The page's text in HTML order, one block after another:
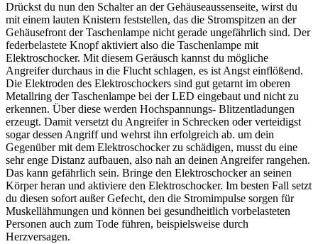
Drückst du nun den Schalter an der Gehäuseaussenseite, wirst du
mit einem lauten Knistern feststellen, das die Stromspitzen an der
Gehäusefront der Taschenlampe nicht gerade ungefährlich sind. Der
federbelastete Knopf aktiviert also die Taschenlampe mit
Elektroschocker. Mit diesem Geräusch kannst du mögliche
Angreifer durchaus in die Flucht schlagen, es ist Angst einflößend.
Die Elektroden des Elektroschockers sind gut getarnt im oberen
Metallring der Taschenlampe bei der LED eingebaut und nicht zu
erkennen. Über diese werden Hochspannungs- Blitzentladungen
erzeugt. Damit versetzt du Angreifer in Schrecken oder verteidigst
sogar dessen Angriff und wehrst ihn erfolgreich ab. um dein
Gegenüber mit dem Elektroschocker zu schädigen, musst du eine
sehr enge Distanz aufbauen, also nah an deinen Angreifer rangehen.
Das kann gefährlich sein. Bringe den Elektroschocker an seinen
Körper heran und aktiviere den Elektroschocker. Im besten Fall setzt
du diesen sofort außer Gefecht, den die Stromimpulse sorgen für
Muskellähmungen und können bei gesundheitlich vorbelasteten
Personen auch zum Tode führen, beispielsweise durch
Herzversagen.